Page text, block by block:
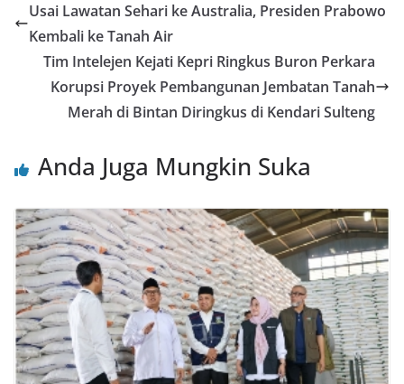
Usai Lawatan Sehari ke Australia, Presiden Prabowo
Kembali ke Tanah Air
Tim Intelejen Kejati Kepri Ringkus Buron Perkara
Korupsi Proyek Pembangunan Jembatan Tanah
Merah di Bintan Diringkus di Kendari Sulteng
Anda Juga Mungkin Suka